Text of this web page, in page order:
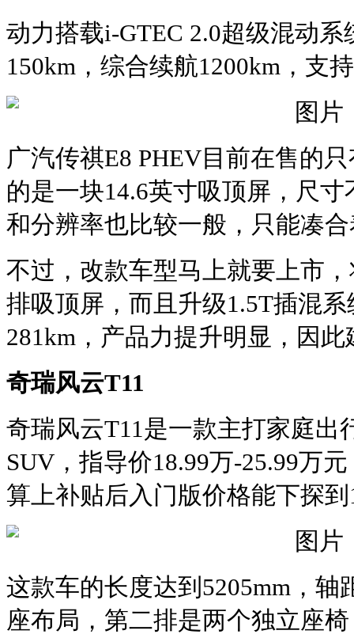
动力搭载i-GTEC 2.0超级混动系
150km，综合续航1200km，支
广汽传祺E8 PHEV目前在售的
的是一块14.6英寸吸顶屏，尺
和分辨率也比较一般，只能凑
不过，改款车型马上就要上市
排吸顶屏，而且升级1.5T插混
281km，产品力提升明显，因
奇瑞风云T11
奇瑞风云T11是一款主打家庭出
SUV‌，指导价18.99万-25.99万
算上补贴后入门版价格能下探
这款车的长度达到5205mm，轴
座布局‌，第二排是两个独立座